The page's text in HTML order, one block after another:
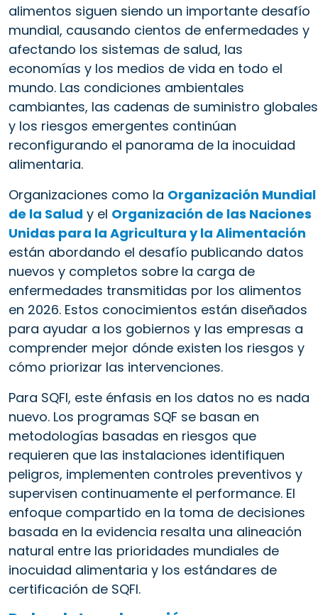
alimentos siguen siendo un importante desafío
mundial, causando cientos de enfermedades y
afectando los sistemas de salud, las
economías y los medios de vida en todo el
mundo. Las condiciones ambientales
cambiantes, las cadenas de suministro globales
y los riesgos emergentes continúan
reconfigurando el panorama de la inocuidad
alimentaria.
Organizaciones como la Organización Mundial
de la Salud y el Organización de las Naciones
Unidas para la Agricultura y la Alimentación
están abordando el desafío publicando datos
nuevos y completos sobre la carga de
enfermedades transmitidas por los alimentos
en 2026. Estos conocimientos están diseñados
para ayudar a los gobiernos y las empresas a
comprender mejor dónde existen los riesgos y
cómo priorizar las intervenciones.
Para SQFI, este énfasis en los datos no es nada
nuevo. Los programas SQF se basan en
metodologías basadas en riesgos que
requieren que las instalaciones identifiquen
peligros, implementen controles preventivos y
supervisen continuamente el performance. El
enfoque compartido en la toma de decisiones
basada en la evidencia resalta una alineación
natural entre las prioridades mundiales de
inocuidad alimentaria y los estándares de
certificación de SQFI.